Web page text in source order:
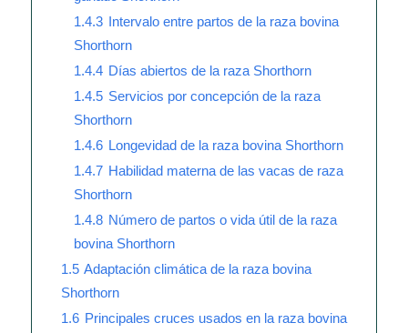
1.4.3 Intervalo entre partos de la raza bovina
Shorthorn
1.4.4 Días abiertos de la raza Shorthorn
1.4.5 Servicios por concepción de la raza
Shorthorn
1.4.6 Longevidad de la raza bovina Shorthorn
1.4.7 Habilidad materna de las vacas de raza
Shorthorn
1.4.8 Número de partos o vida útil de la raza
bovina Shorthorn
1.5 Adaptación climática de la raza bovina
Shorthorn
1.6 Principales cruces usados en la raza bovina